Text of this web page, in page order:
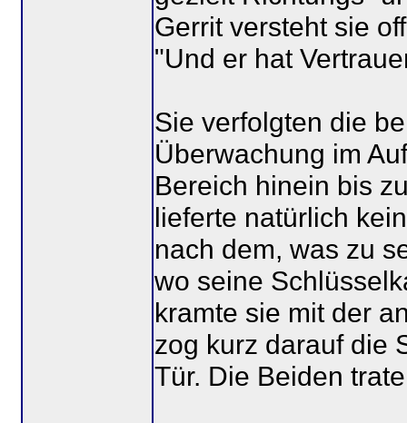
Gerrit versteht sie
"Und er hat
Sie verfolgten die
Überwachung im
Bereich hinein bis
lieferte natürlich
nach dem, was zu
wo seine
kramte sie mit der
zog kurz darauf die
Tür. Die Beiden